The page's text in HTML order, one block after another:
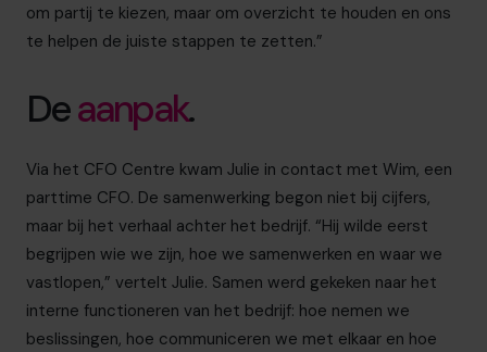
om partij te kiezen, maar om overzicht te houden en ons
te helpen de juiste stappen te zetten.”
Deaanpak.
Via het CFO Centre kwam Julie in contact met Wim, een
parttime CFO. De samenwerking begon niet bij cijfers,
maar bij het verhaal achter het bedrijf. “Hij wilde eerst
begrijpen wie we zijn, hoe we samenwerken en waar we
vastlopen,” vertelt Julie. Samen werd gekeken naar het
interne functioneren van het bedrijf: hoe nemen we
beslissingen, hoe communiceren we met elkaar en hoe